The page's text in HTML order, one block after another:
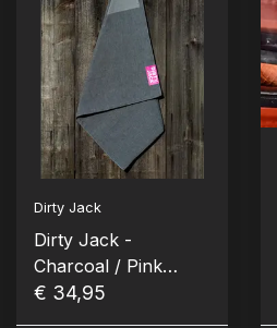
Dirty Jack
Dirty Jack -
Charcoal / Pink
Label
€ 34,95